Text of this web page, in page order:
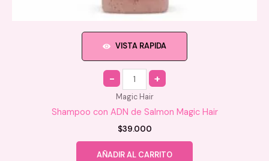
VISTA RAPIDA
Quantity
Magic Hair
Shampoo con ADN de Salmon Magic Hair
$39.000
AÑADIR AL CARRITO